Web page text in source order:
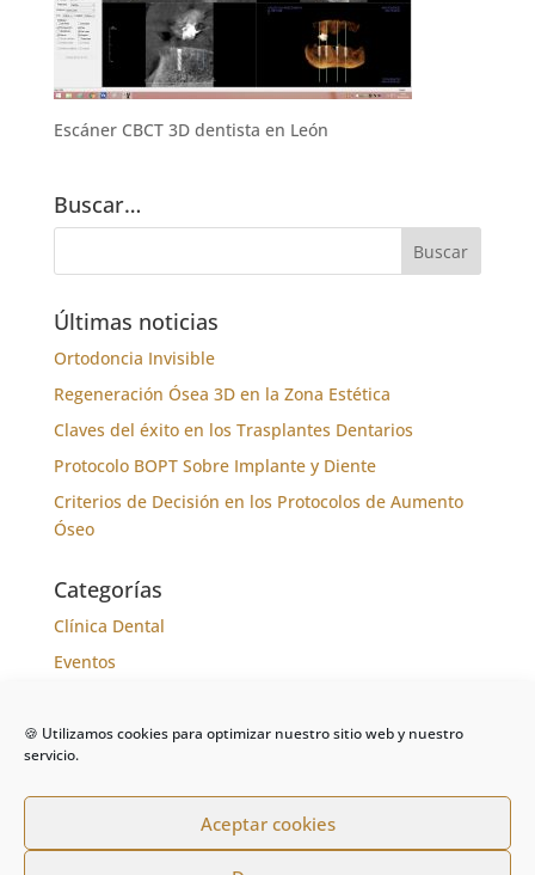
🍪 Utilizamos cookies para optimizar nuestro sitio web y nuestro
servicio.
Aceptar cookies
Escáner CBCT 3D dentista en León
Buscar…
Últimas noticias
Ortodoncia Invisible
Regeneración Ósea 3D en la Zona Estética
Claves del éxito en los Trasplantes Dentarios
Protocolo BOPT Sobre Implante y Diente
Criterios de Decisión en los Protocolos de Aumento
Óseo
Categorías
Clínica Dental
Eventos
Noticias